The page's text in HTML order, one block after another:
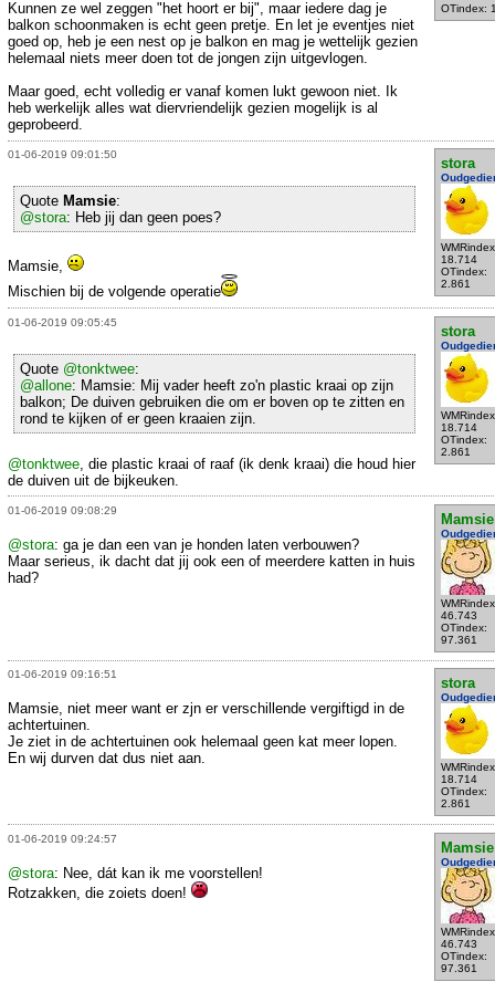
OTindex:
Kunnen ze wel zeggen "het hoort er bij", maar iedere dag je
balkon schoonmaken is echt geen pretje. En let je eventjes niet
goed op, heb je een nest op je balkon en mag je wettelijk gezien
helemaal niets meer doen tot de jongen zijn uitgevlogen.
Maar goed, echt volledig er vanaf komen lukt gewoon niet. Ik
heb werkelijk alles wat diervriendelijk gezien mogelijk is al
geprobeerd.
01-06-2019 09:01:50
stora
18.714
OTindex:
2.861
Quote Mamsie:
@stora: Heb jij dan geen poes?
Mamsie,
Mischien bij de volgende operatie
01-06-2019 09:05:45
stora
18.714
OTindex:
2.861
Quote @tonktwee:
@allone: Mamsie: Mij vader heeft zo'n plastic kraai op zijn
balkon; De duiven gebruiken die om er boven op te zitten en
rond te kijken of er geen kraaien zijn.
@tonktwee , die plastic kraai of raaf (ik denk kraai) die houd hier
de duiven uit de bijkeuken.
01-06-2019 09:08:29
Mamsie
46.743
OTindex:
97.361
@stora: ga je dan een van je honden laten verbouwen?
Maar serieus, ik dacht dat jij ook een of meerdere katten in huis
had?
01-06-2019 09:16:51
stora
18.714
OTindex:
2.861
Mamsie, niet meer want er zjn er verschillende vergiftigd in de
achtertuinen.
Je ziet in de achtertuinen ook helemaal geen kat meer lopen.
En wij durven dat dus niet aan.
01-06-2019 09:24:57
Mamsie
46.743
OTindex:
97.361
@stora: Nee, dát kan ik me voorstellen!
Rotzakken, die zoiets doen!